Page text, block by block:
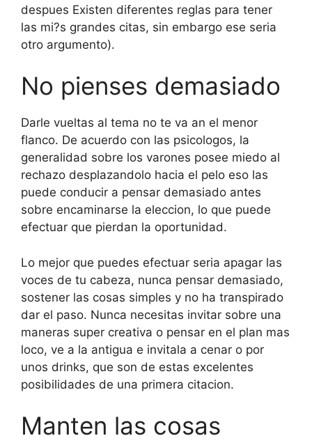
despues Existen diferentes reglas para tener
las mi?s grandes citas, sin embargo ese seri­a
otro argumento).
No pienses demasiado
Darle vueltas al tema no te va an el menor
flanco. De acuerdo con las psicologos, la
generalidad sobre los varones posee miedo al
rechazo desplazandolo hacia el pelo eso las
puede conducir a pensar demasiado antes
sobre encaminarse la eleccion, lo que puede
efectuar que pierdan la oportunidad.
Lo mejor que puedes efectuar seri­a apagar las
voces de tu cabeza, nunca pensar demasiado,
sostener las cosas simples y no ha transpirado
dar el paso. Nunca necesitas invitar sobre una
maneras super creativa o pensar en el plan mas
loco, ve a la antigua e invitala a cenar o por
unos drinks, que son de estas excelentes
posibilidades de una primera citacion.
Manten las cosas